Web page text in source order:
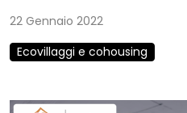
22 Gennaio 2022
Ecovillaggi e cohousing